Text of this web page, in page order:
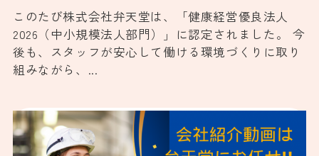
このたび株式会社弁天堂は、「健康経営優良法人
2026（中小規模法人部門）」に認定されました。 今
後も、スタッフが安心して働ける環境づくりに取り
組みながら、...